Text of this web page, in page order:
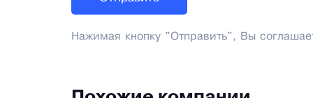
Нажимая кнопку "Отправить", Вы